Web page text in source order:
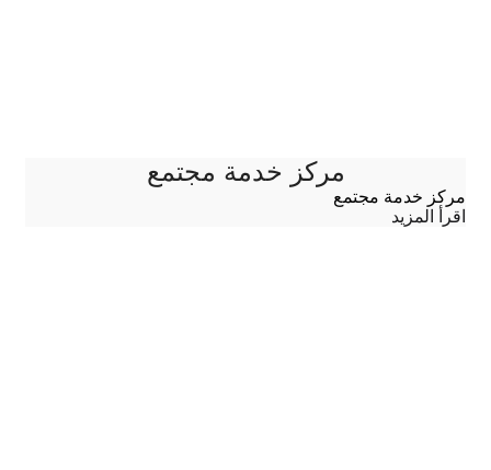
مركز خدمة مجتمع
مركز خدمة مجتمع
اقرأ المزيد